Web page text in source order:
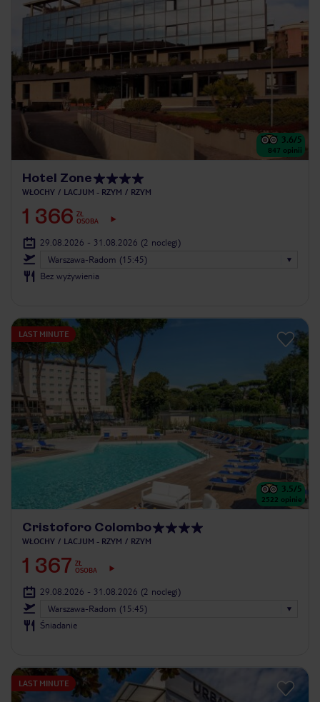
3.6/5
847 opinii
Hotel Zone
WŁOCHY LACJUM - RZYM RZYM
1 366 ZŁ
OSOBA
29.08.2026 - 31.08.2026 (2 noclegi)
Warszawa-Radom (15:45)
Bez wyżywienia
LAST MINUTE
3.5/5
2522 opinie
Cristoforo Colombo
WŁOCHY LACJUM - RZYM RZYM
1 367 ZŁ
OSOBA
29.08.2026 - 31.08.2026 (2 noclegi)
Warszawa-Radom (15:45)
Śniadanie
LAST MINUTE